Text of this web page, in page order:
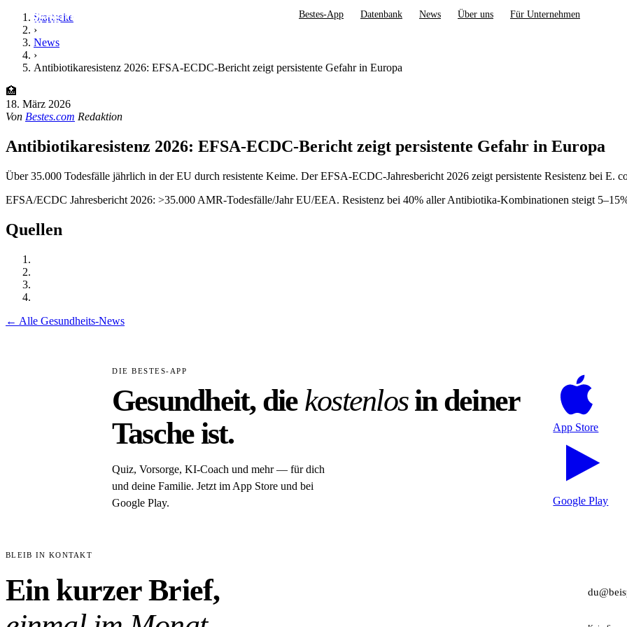
Bestes-App Datenbank News Über uns Für Unternehmen
Startseite
›
News
›
Antibiotikaresistenz 2026: EFSA-ECDC-Bericht zeigt persistente Gefahr in Europa
🏥
18. März 2026
Von Bestes.com Redaktion
Antibiotikaresistenz 2026: EFSA-ECDC-Bericht zeigt persistente Gefahr in Europa
Über 35.000 Todesfälle jährlich in der EU durch resistente Keime. Der EFSA-ECDC-Jahresbericht 2026 zeigt persistente Resistenz bei E.
EFSA/ECDC Jahresbericht 2026: >35.000 AMR-Todesfälle/Jahr EU/EEA. Resistenz bei 40% aller Antibiotika-Kombinationen steigt
Quellen
← Alle Gesundheits-News
DIE BESTES-APP
Gesundheit, die kostenlosin deiner
Tasche ist.
Quiz, Vorsorge, KI-Coach und mehr — für dich
und deine Familie. Jetzt im App Store und bei
Google Play.
App Store
Google Play
BLEIB IN KONTAKT
Ein kurzer Brief,